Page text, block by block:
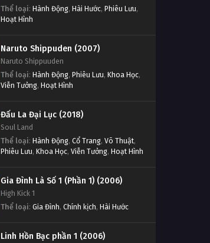
Thể loại: Hành Động, Hài Hước, Phiêu Lưu,
Hoạt Hình
Naruto Shippuden (2007)
Naruto Shippuuden
Thể loại: Hành Động, Phiêu Lưu, Khoa Học,
Viễn Tưởng, Hoạt Hình
Đấu La Đại Lục (2018)
Soul Land
Thể loại: Hành Động, Cổ Trang, Võ Thuật,
Phiêu Lưu, Khoa Học, Viễn Tưởng, Hoạt Hình
Gia Đình Là Số 1 (Phần 1) (2006)
High Kick 1
Thể loại: Gia Đình, Chính kịch, Hài Hước
Linh Hồn Bạc phần 1 (2006)